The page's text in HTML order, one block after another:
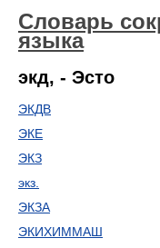
Словарь
языка
экд, - Эсто
ЭКДВ
ЭКЕ
ЭКЗ
экз.
ЭКЗА
ЭКИХИММАШ